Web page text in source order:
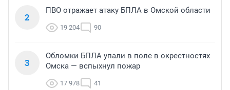
2
ПВО отражает атаку БПЛА в Омской области
19 204 90
3
Обломки БПЛА упали в поле в окрестностях
Омска — вспыхнул пожар
17 978 41